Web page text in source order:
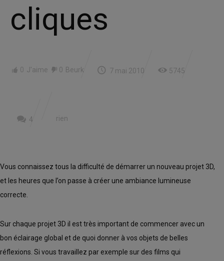
cliques
0 J'aime 0 Beurk 7 mai 2010 5745
4 rien
Vous connaissez tous la difficulté de démarrer un nouveau projet 3D,
et les heures que l’on passe à créer une ambiance lumineuse
correcte.
Sur chaque projet 3D il est très important de commencer avec un
bon éclairage global et de quoi donner à vos objets de belles
réflexions. Si vous travaillez par exemple sur des films qui